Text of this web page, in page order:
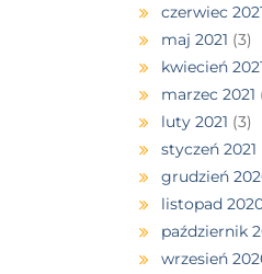
czerwiec
maj 2021 (3)
kwiecień
marzec 2021
luty 2021 (3)
styczeń 2021
grudzień
listopad
październik
wrzesień